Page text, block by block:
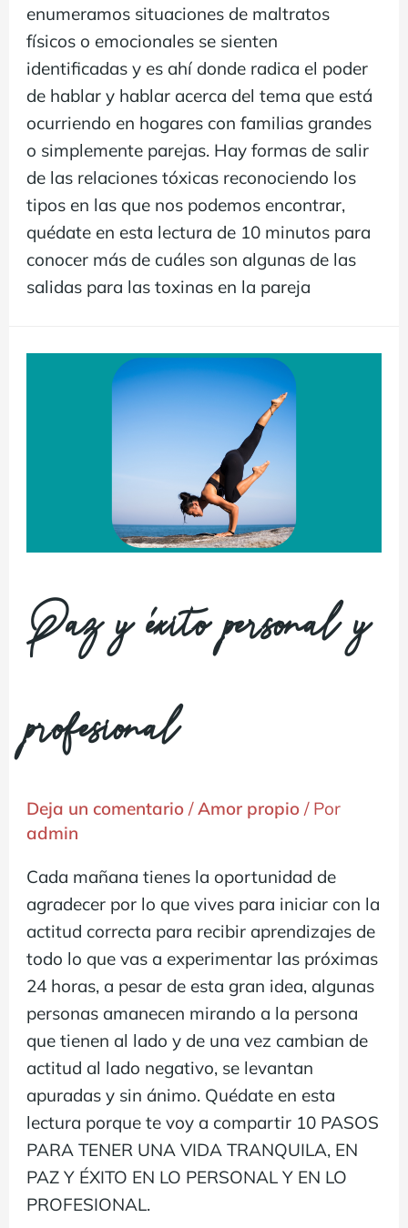
enumeramos situaciones de maltratos
físicos o emocionales se sienten
identificadas y es ahí donde radica el poder
de hablar y hablar acerca del tema que está
ocurriendo en hogares con familias grandes
o simplemente parejas. Hay formas de salir
de las relaciones tóxicas reconociendo los
tipos en las que nos podemos encontrar,
quédate en esta lectura de 10 minutos para
conocer más de cuáles son algunas de las
salidas para las toxinas en la pareja
Paz y éxito personal y
profesional
Deja un comentario /Amor propio / Por
admin
Cada mañana tienes la oportunidad de
agradecer por lo que vives para iniciar con la
actitud correcta para recibir aprendizajes de
todo lo que vas a experimentar las próximas
24 horas, a pesar de esta gran idea, algunas
personas amanecen mirando a la persona
que tienen al lado y de una vez cambian de
actitud al lado negativo, se levantan
apuradas y sin ánimo. Quédate en esta
lectura porque te voy a compartir 10 PASOS
PARA TENER UNA VIDA TRANQUILA, EN
PAZ Y ÉXITO EN LO PERSONAL Y EN LO
PROFESIONAL.